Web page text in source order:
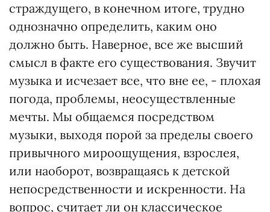
страждущего, в конечном итоге, трудно
однозначно определить, каким оно
должно быть. Наверное, все же высший
смысл в факте его существования. Звучит
музыка и исчезает все, что вне ее, - плохая
погода, проблемы, неосуществленные
мечты. Мы общаемся посредством
музыки, выходя порой за пределы своего
привычного мироощущения, взрослея,
или наоборот, возвращаясь к детской
непосредственности и искренности. На
вопрос, считает ли он классическое